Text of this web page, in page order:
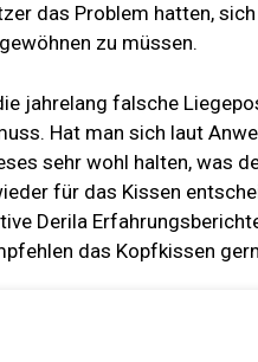
das Problem hatten,
zu müssen.
jahrelang falsche
Hat man sich laut
sehr wohl halten, was
für das Kissen
Derila
das Kopfkissen